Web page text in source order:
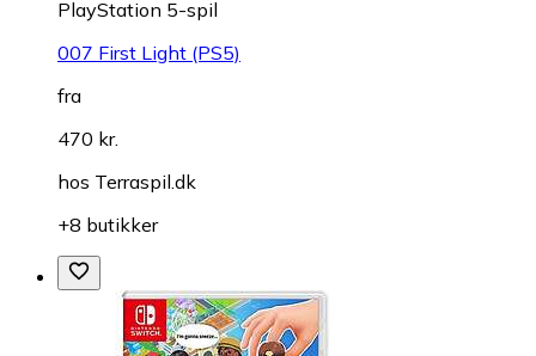
PlayStation 5-spil
007 First Light (PS5)
fra
470 kr.
hos Terraspil.dk
+8 butikker